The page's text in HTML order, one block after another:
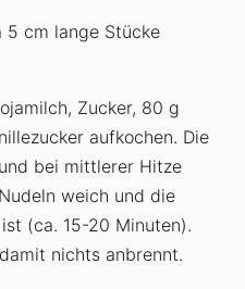
5 cm lange Stücke
Zucker, 80 g
aufkochen. Die
bei mittlerer Hitze
weich und die
(ca. 15-20 Minuten).
nichts anbrennt.